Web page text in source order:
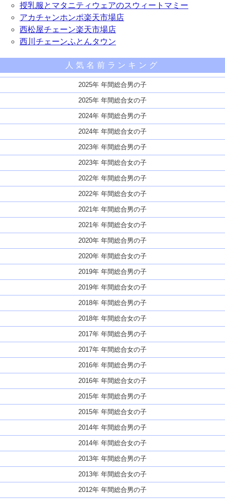
授乳服とマタニティウェアのスウィートマミー
アカチャンホンポ楽天市場店
西松屋チェーン楽天市場店
西川チェーンふとんタウン
人気名前ランキング
2025年 年間総合男の子
2025年 年間総合女の子
2024年 年間総合男の子
2024年 年間総合女の子
2023年 年間総合男の子
2023年 年間総合女の子
2022年 年間総合男の子
2022年 年間総合女の子
2021年 年間総合男の子
2021年 年間総合女の子
2020年 年間総合男の子
2020年 年間総合女の子
2019年 年間総合男の子
2019年 年間総合女の子
2018年 年間総合男の子
2018年 年間総合女の子
2017年 年間総合男の子
2017年 年間総合女の子
2016年 年間総合男の子
2016年 年間総合女の子
2015年 年間総合男の子
2015年 年間総合女の子
2014年 年間総合男の子
2014年 年間総合女の子
2013年 年間総合男の子
2013年 年間総合女の子
2012年 年間総合男の子